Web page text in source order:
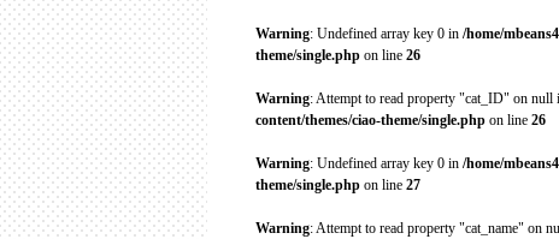
Warning: Undefined array key 0 in /home/
theme/single.php on line 26
Warning: Attempt to read property "cat_ID" on null
content/themes/ciao-theme/single.php on line 26
Warning: Undefined array key 0 in /home/
theme/single.php on line 27
Warning: Attempt to read property "cat_name" on